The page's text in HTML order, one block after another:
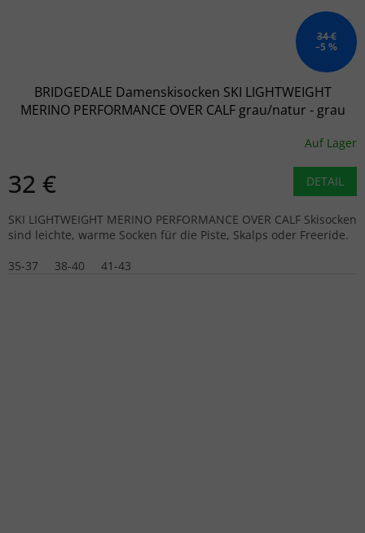
34 €
–5 %
BRIDGEDALE Damenskisocken SKI LIGHTWEIGHT
MERINO PERFORMANCE OVER CALF grau/natur - grau
Auf Lager
32 € DETAIL
SKI LIGHTWEIGHT MERINO PERFORMANCE OVER CALF Skisocken
sind leichte, warme Socken für die Piste, Skalps oder Freeride.
35-37
38-40 41-43